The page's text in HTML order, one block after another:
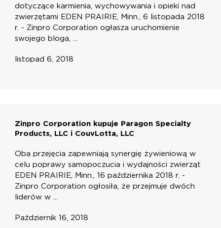
dotyczące karmienia, wychowywania i opieki nad
zwierzętami EDEN PRAIRIE, Minn., 6 listopada 2018
r. - Zinpro Corporation ogłasza uruchomienie
swojego bloga, ...
listopad 6, 2018
Zinpro Corporation kupuje Paragon Specialty
Products, LLC i CouvLotta, LLC
Oba przejęcia zapewniają synergię żywieniową w
celu poprawy samopoczucia i wydajności zwierząt
EDEN PRAIRIE, Minn., 16 października 2018 r. -
Zinpro Corporation ogłosiła, że przejmuje dwóch
liderów w ...
Październik 16, 2018